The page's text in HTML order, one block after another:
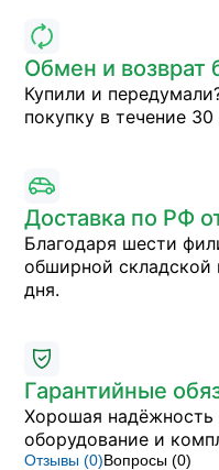
Обмен и возврат
Купили и
покупку в течение 30
Доставка по РФ
Благодаря шести
обширной складской
дня.
Гарантийные
Хорошая надёжность
оборудование и
Отзывы (0)Вопросы (0)